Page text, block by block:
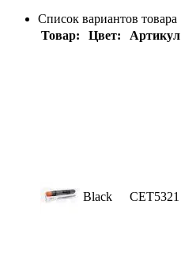
Список вариантов товара
Товар:
Цвет: Артикул
Black CET5321